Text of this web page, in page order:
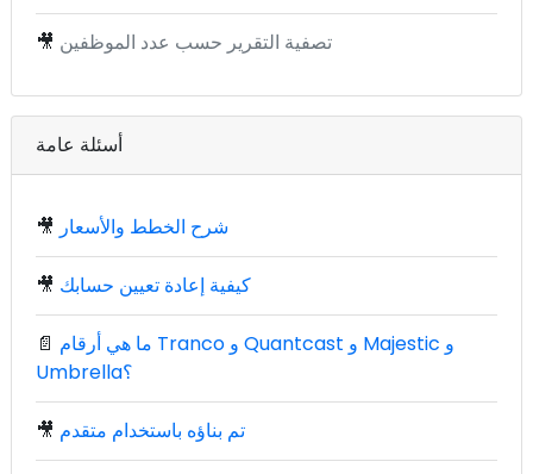
🎥 تصفية التقرير حسب عدد الموظفين
أسئلة عامة
🎥 شرح الخطط والأسعار
🎥 كيفية إعادة تعيين حسابك
📄 ما هي أرقام Tranco و Quantcast و Majestic و
Umbrella؟
🎥 تم بناؤه باستخدام متقدم